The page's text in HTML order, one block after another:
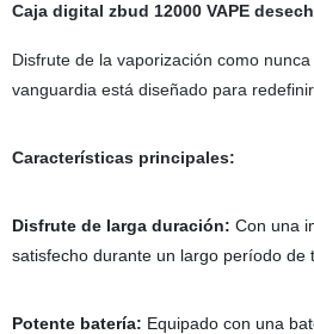
Caja digital zbud 12000 VAPE
Disfrute de la vaporización como
vanguardia está diseñado para
Características principales:
Disfrute de larga duración: Con una
satisfecho durante un largo período de
Potente batería: Equipado con una